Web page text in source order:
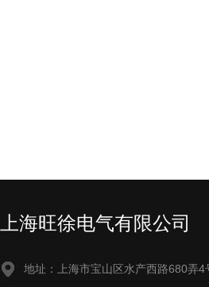
上海旺徐电气有限公司
地址：上海市宝山区水产西路680弄4